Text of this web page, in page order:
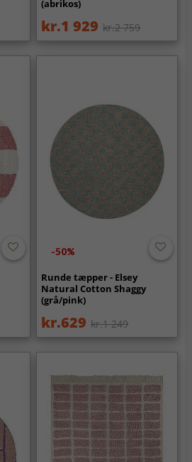
(abrikos)
kr.1 929 kr.2 759
-50%
Runde tæpper - Elsey
Natural Cotton Shaggy
(grå/pink)
kr.629 kr.1 249